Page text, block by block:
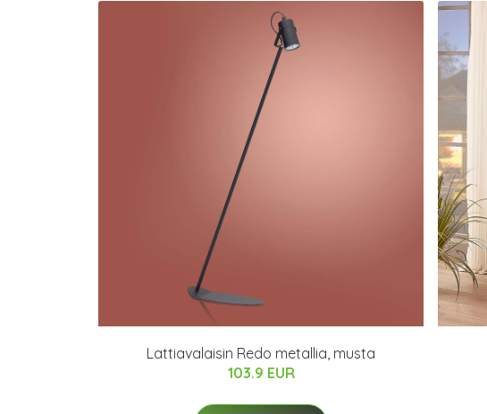
Lattiavalaisin Redo metallia, musta
103.9 EUR